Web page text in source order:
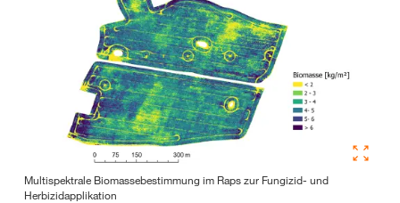
Multispektrale Biomassebestimmung im Raps zur Fungizid- und
Herbizidapplikation